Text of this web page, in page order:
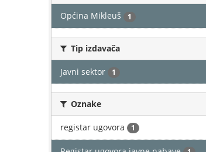
Općina Mikleuš 1
Tip izdavača
Javni sektor 1
Oznake
registar ugovora 1